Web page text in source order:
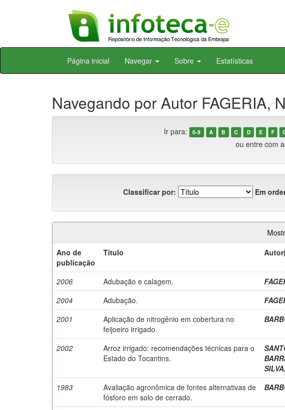
Skip
Página inicial Navegar Sobre Estatísticas
Navegando por Autor FAGERIA,
Ir para: 0-9 A B C D E F
ou entre com
Classificar por: Em
Ano de
publicação
Título
2006 Adubação e calagem.
2004
Adubação.
2001
Aplicação de nitrogênio em cobertura no
feijoeiro irrigado.
2002
Arroz irrigado: recomendações técnicas para o
Estado do Tocantins.
1983
Avaliação agronômica de fontes alternativas de
fósforo em solo de cerrado.